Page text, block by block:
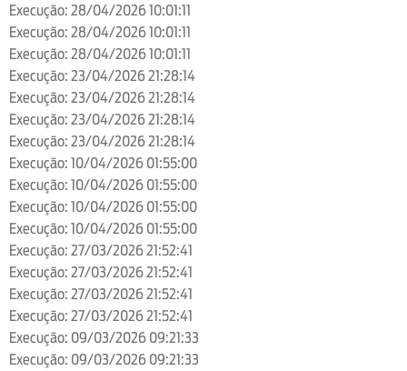
Execução: 28/04/2026 10:01:11
Execução: 28/04/2026 10:01:11
Execução: 28/04/2026 10:01:11
Execução: 23/04/2026 21:28:14
Execução: 23/04/2026 21:28:14
Execução: 23/04/2026 21:28:14
Execução: 23/04/2026 21:28:14
Execução: 10/04/2026 01:55:00
Execução: 10/04/2026 01:55:00
Execução: 10/04/2026 01:55:00
Execução: 10/04/2026 01:55:00
Execução: 27/03/2026 21:52:41
Execução: 27/03/2026 21:52:41
Execução: 27/03/2026 21:52:41
Execução: 27/03/2026 21:52:41
Execução: 09/03/2026 09:21:33
Execução: 09/03/2026 09:21:33